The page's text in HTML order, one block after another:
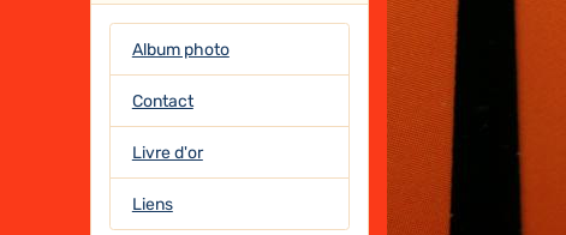
Album photo
Contact
Livre d'or
Liens